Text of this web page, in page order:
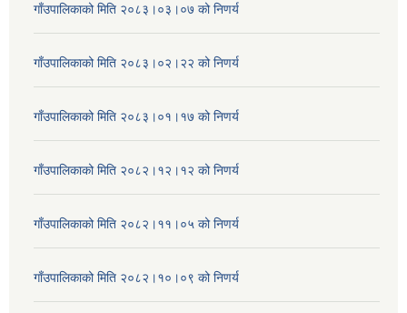
गाँउपालिकाको मिति २०८३।०३।०७ को निणर्य
गाँउपालिकाको मिति २०८३।०२।२२ को निणर्य
गाँउपालिकाको मिति २०८३।०१।१७ को निणर्य
गाँउपालिकाको मिति २०८२।१२।१२ को निणर्य
गाँउपालिकाको मिति २०८२।११।०५ को निणर्य
गाँउपालिकाको मिति २०८२।१०।०९ को निणर्य